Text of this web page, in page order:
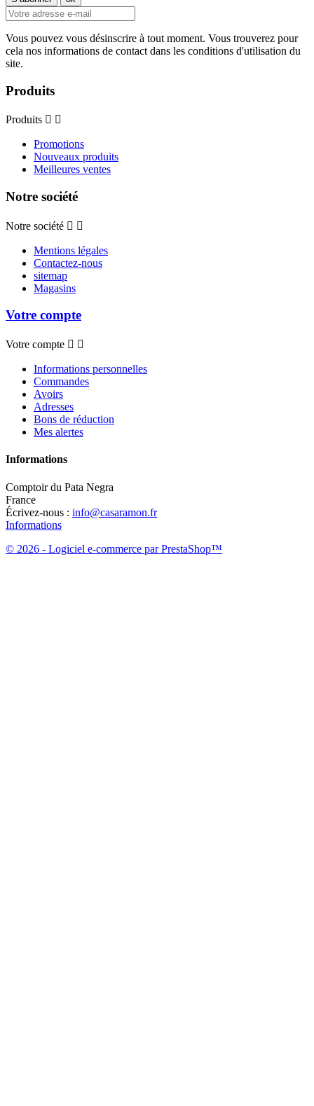
Vous pouvez vous désinscrire à tout moment. Vous trouverez pour
cela nos informations de contact dans les conditions d'utilisation du
site.
Produits
Produits  
Promotions
Nouveaux produits
Meilleures ventes
Notre société
Notre société  
Mentions légales
Contactez-nous
sitemap
Magasins
Votre compte
Votre compte  
Informations personnelles
Commandes
Avoirs
Adresses
Bons de réduction
Mes alertes
Informations
Comptoir du Pata Negra
France
Écrivez-nous : info@casaramon.fr
Informations
© 2026 - Logiciel e-commerce par PrestaShop™